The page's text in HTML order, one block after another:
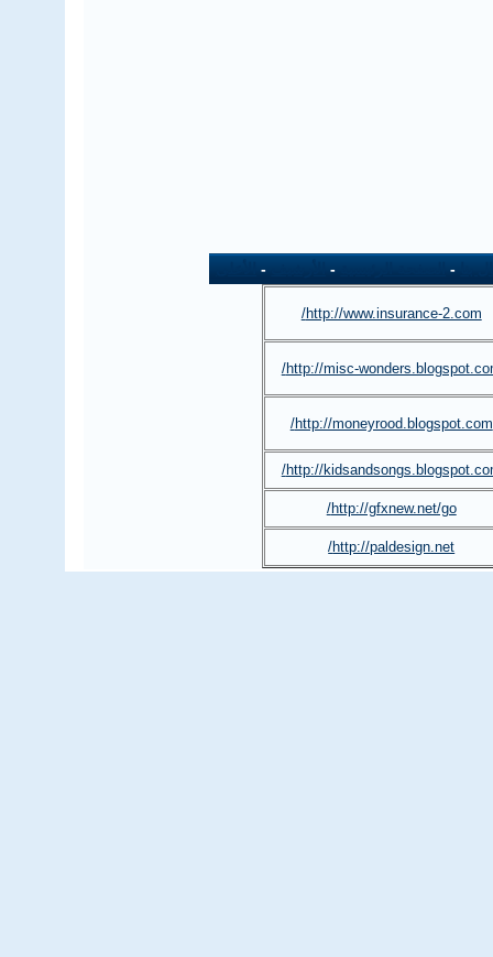
-
-
-
http://www.insurance-2.com/
http://misc-
http://moneyrood.blogspot.com/
http://
http://gfxnew.net/go/
http://paldesign.net/